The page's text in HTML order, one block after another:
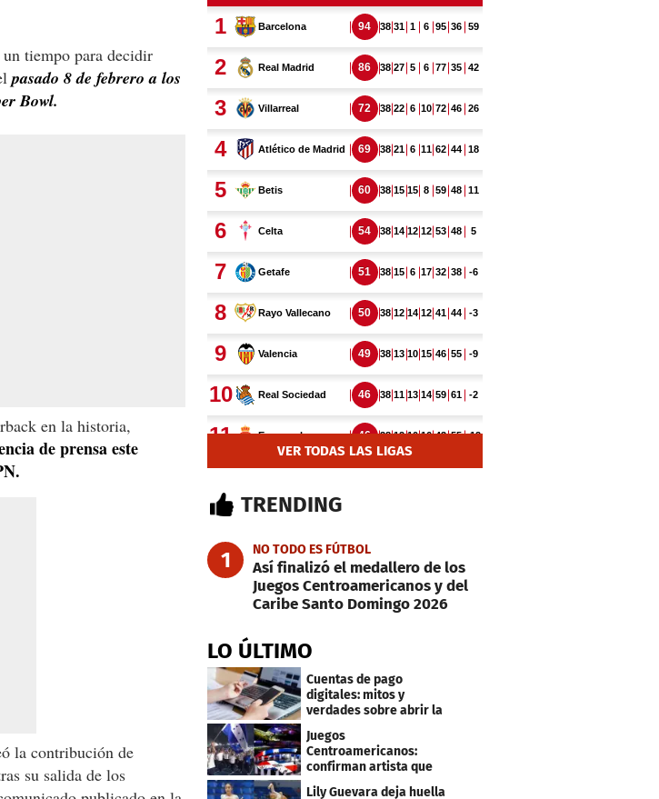
tiempo para decidir
pasado 8 de febrero a los
Bowl.
en la historia,
de prensa este
la contribución de
su salida de los
VER TODAS LAS LIGAS
TRENDING
1 NO TODO ES FÚTBOL
Así finalizó el medallero de los
Juegos Centroamericanos y del
Caribe Santo Domingo 2026
LO ÚLTIMO
Cuentas de pago
digitales: mitos y
verdades sobre abrir la
Juegos
Centroamericanos:
confirman artista que
cantará en la ceremonia
Lily Guevara deja huella